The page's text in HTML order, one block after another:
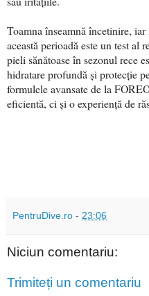
Toamna înseamnă încetinire,
această perioadă este un test al
pieli sănătoase în sezonul rece
hidratare profundă și protecție
formulele avansate de la
eficientă, ci și o experiență de
PentruDive.ro - 23:06
Niciun comentariu:
Trimiteți un comentariu